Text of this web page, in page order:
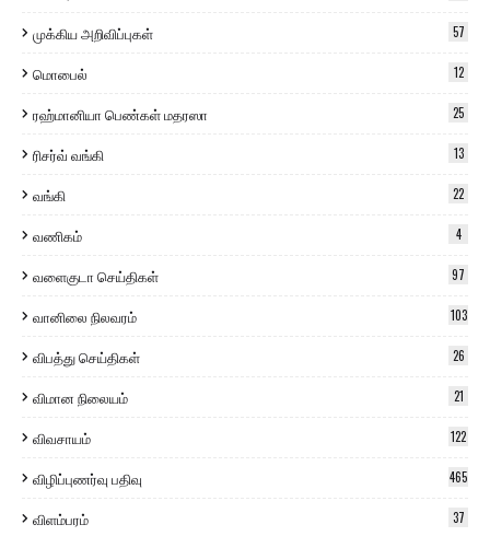
முக்கிய அறிவிப்புகள் 57
மொபைல் 12
ரஹ்மானியா பெண்கள் மதரஸா 25
ரிசர்வ் வங்கி 13
வங்கி 22
வணிகம் 4
வளைகுடா செய்திகள் 97
வானிலை நிலவரம் 103
விபத்து செய்திகள் 26
விமான நிலையம் 21
விவசாயம் 122
விழிப்புணர்வு பதிவு 465
விளம்பரம் 37